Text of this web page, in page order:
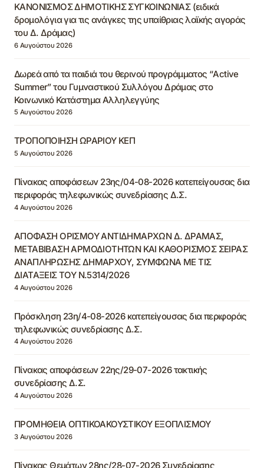
ΚΑΝΟΝΙΣΜΟΣ ΔΗΜΟΤΙΚΗΣ ΣΥΓΚΟΙΝΩΝΙΑΣ (ειδικά
δρομολόγια για τις ανάγκες της υπαίθριας λαϊκής αγοράς
του Δ. Δράμας)
6 Αυγούστου 2026
Δωρεά από τα παιδιά του θερινού προγράμματος “Active
Summer” του Γυμναστικού Συλλόγου Δράμας στο
Κοινωνικό Κατάστημα Αλληλεγγύης
5 Αυγούστου 2026
ΤΡΟΠΟΠΟΙΗΣΗ ΩΡΑΡΙΟΥ ΚΕΠ
5 Αυγούστου 2026
Πίνακας αποφάσεων 23ης/04-08-2026 κατεπείγουσας δια
περιφοράς τηλεφωνικώς συνεδρίασης Δ.Σ.
4 Αυγούστου 2026
ΑΠΟΦΑΣΗ ΟΡΙΣΜΟΥ ΑΝΤΙΔΗΜΑΡΧΩΝ Δ. ΔΡΑΜΑΣ,
ΜΕΤΑΒΙΒΑΣΗ ΑΡΜΟΔΙΟΤΗΤΩΝ ΚΑΙ ΚΑΘΟΡΙΣΜΟΣ ΣΕΙΡΑΣ
ΑΝΑΠΛΗΡΩΣΗΣ ΔΗΜΑΡΧΟΥ, ΣΥΜΦΩΝΑ ΜΕ ΤΙΣ
ΔΙΑΤΑΞΕΙΣ ΤΟΥ Ν.5314/2026
4 Αυγούστου 2026
Πρόσκληση 23η/4-08-2026 κατεπείγουσας δια περιφοράς
τηλεφωνικώς συνεδρίασης Δ.Σ.
4 Αυγούστου 2026
Πίνακας αποφάσεων 22ης/29-07-2026 τακτικής
συνεδρίασης Δ.Σ.
4 Αυγούστου 2026
ΠΡΟΜΗΘΕΙΑ ΟΠΤΙΚΟΑΚΟΥΣΤΙΚΟΥ ΕΞΟΠΛΙΣΜΟΥ
3 Αυγούστου 2026
Πίνακας Θεμάτων 28ης/28-07-2026 Συνεδρίασης